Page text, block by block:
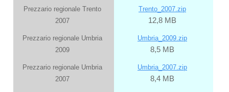
Prezzario regionale Trento
2007
Trento_2007.zip
12,8 MB
Prezzario regionale Umbria
2009
Umbria_2009.zip
8,5 MB
Prezzario regionale Umbria
2007
Umbria_2007.zip
8,4 MB